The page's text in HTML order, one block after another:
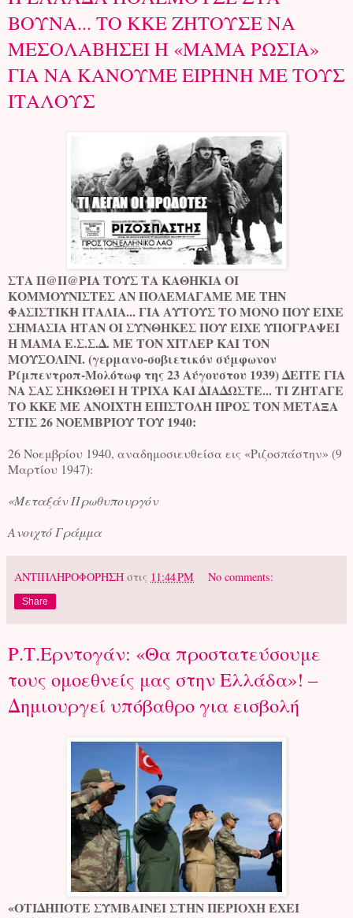
ΒΟΥΝΑ... ΤΟ ΚΚΕ ΖΗΤΟΥΣΕ ΝΑ
ΜΕΣΟΛΑΒΗΣΕΙ Η «ΜΑΜΑ ΡΩΣΙΑ»
ΓΙΑ ΝΑ ΚΑΝΟΥΜΕ ΕΙΡΗΝΗ ΜΕ ΤΟΥΣ
ΙΤΑΛΟΥΣ
ΣΤΑ Π@Π@ΡΙΑ ΤΟΥΣ ΤΑ ΚΑΘΗΚΙΑ ΟΙ
ΚΟΜΜΟΥΝΙΣΤΕΣ ΑΝ ΠΟΛΕΜΑΓΑΜΕ ΜΕ ΤΗΝ
ΦΑΣΙΣΤΙΚΗ ΙΤΑΛΙΑ... ΓΙΑ ΑΥΤΟΥΣ ΤΟ ΜΟΝΟ ΠΟΥ ΕΙΧΕ
ΣΗΜΑΣΙΑ ΗΤΑΝ ΟΙ ΣΥΝΘΗΚΕΣ ΠΟΥ ΕΙΧΕ ΥΠΟΓΡΑΨΕΙ
Η ΜΑΜΑ Ε.Σ.Σ.Δ. ΜΕ ΤΟΝ ΧΙΤΛΕΡ ΚΑΙ ΤΟΝ
ΜΟΥΣΟΛΙΝΙ. (γερμανο-σοβιετικόν σύμφωνον
Ρίμπεντροπ-Μολότωφ της 23 Αύγουστου 1939) ΔΕΙΤΕ ΓΙΑ
ΝΑ ΣΑΣ ΣΗΚΩΘΕΙ Η ΤΡΙΧΑ ΚΑΙ ΔΙΑΔΩΣΤΕ... ΤΙ ΖΗΤΑΓΕ
ΤΟ ΚΚΕ ΜΕ ΑΝΟΙΧΤΗ ΕΠΙΣΤΟΛΗ ΠΡΟΣ ΤΟΝ ΜΕΤΑΞΑ
ΣΤΙΣ 26 ΝΟΕΜΒΡΙΟΥ ΤΟΥ 1940:
26 Νοεμβρίου 1940, αναδημοσιευθείσα εις «Ριζοσπάστην» (9
Μαρτίου 1947):
«Μεταξάν Πρωθυπουργόν
Ανοιχτό Γράμμα
ΑΝΤΙΠΛΗΡΟΦΟΡΗΣΗ στις 11:44 PM No comments:
Share
Ρ.Τ.Ερντογάν: «Θα προστατεύσουμε
τους ομοεθνείς μας στην Ελλάδα»! –
Δημιουργεί υπόβαθρο για εισβολή
«ΟΤΙΔΗΠΟΤΕ ΣΥΜΒΑΙΝΕΙ ΣΤΗΝ ΠΕΡΙΟΧΗ ΕΧΕΙ